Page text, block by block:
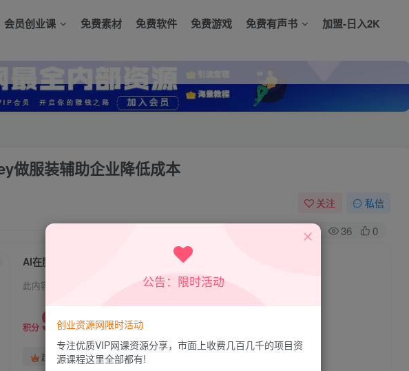
会员创业课 免费素材 免费软件 免费游戏 免费有声书 加盟-日入2K
做服装辅助企业降低成本
关注 私信
0 36 0
AI在服装领域的运用，使用midjourney做服装辅助企业降低成本
此内容为付费资源，请付费后查看
积分 9.8积分19.8
超级会员免费 钻石会员
公告：限时活动
创业资源网限时活动
专注优质VIP网课资源分享，市面上收费几百几千的项目资
源课程这里全部都有!